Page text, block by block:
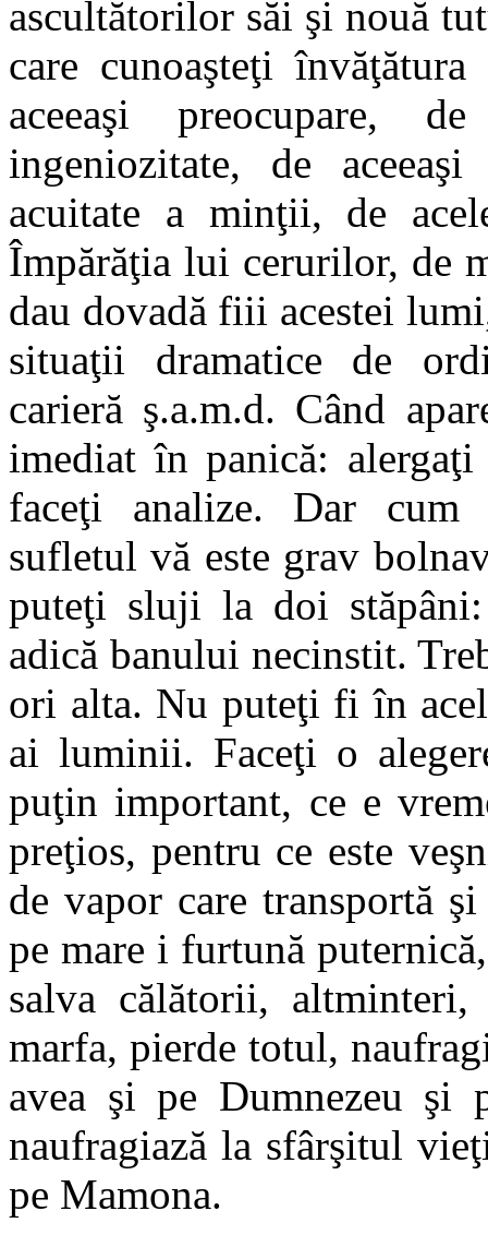
ascultătorilor săi şi nouă
care cunoaşteţi
aceeaşi preocupare,
ingeniozitate, de
acuitate a minţii, de
Împărăţia lui cerurilor, de
dau dovadă fiii acestei
situaţii dramatice de
carieră ş.a.m.d. Când
imediat în panică:
faceţi analize. Dar cum
sufletul vă este grav
puteţi sluji la doi
adică banului necinstit.
ori alta. Nu puteţi fi în
ai luminii. Faceţi o
puţin important, ce e
preţios, pentru ce este
de vapor care transportă
pe mare i furtună
salva călătorii,
marfa, pierde totul,
avea şi pe Dumnezeu şi
naufragiază la sfârşitul
pe Mamona.